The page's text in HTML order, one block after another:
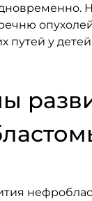
путей у